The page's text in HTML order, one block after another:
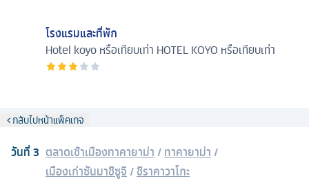
โรงแรมและที่พัก
Hotel koyo หรือเทียบเท่า HOTEL KOYO หรือเทียบเท่า
กลับไปหน้าแพ็คเกจ
วันที่3 ตลาดเช้าเมืองทาคายาม่า /ทาคายาม่า /
เมืองเก่าซันมาชิซูจิ /ชิราคาวาโกะ